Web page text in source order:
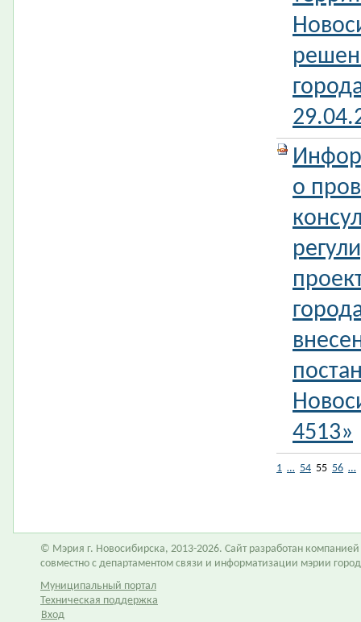
о
4513»
1 … 54 55 56 …
© Мэрия г. Новосибирска, 2013-2026. Сайт разработан компанией
совместно с департаментом связи и информатизации мэрии
Муниципальный портал
Техническая поддержка
Вход